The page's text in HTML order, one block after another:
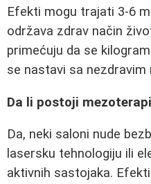
Efekti mogu trajati 3-6
održava zdrav način
primećuju da se
se nastavi sa nezdravim
Da li postoji
Da, neki saloni nude
lasersku tehnologiju ili
aktivnih sastojaka.